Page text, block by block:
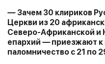
— Зачем 30 клириков
Церкви из 20
Северо-Африканской
епархий —приезжают к
паломничество с 21 по